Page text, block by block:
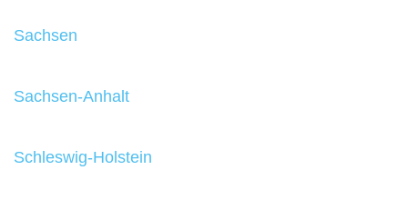
Sachsen
Sachsen-Anhalt
Schleswig-Holstein